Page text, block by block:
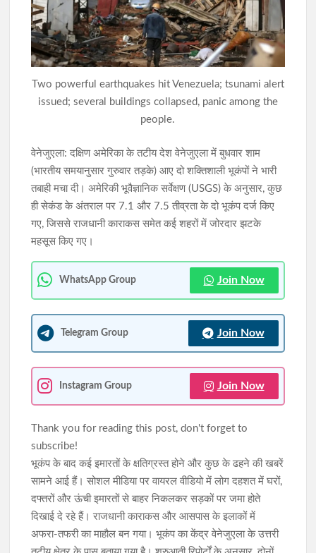
JPSC-JSSC आंदोलन: 10 अगस्त के विधानसभा घेराव की तैयारी पूरी,
देवेंद्रनाथ महतो का आमरण अनशन 8वें दिन भी जारी
झारखंड में छात्र संगठनों और सरकार की वार्ता खत्म, 14वीं JPSC रद्द करने
पर बनी सहमति; CGL और एज रिलैक्सेशन पर गतिरोध
Two powerful earthquakes hit Venezuela; tsunami alert
issued; several buildings collapsed, panic among the
people.
वेनेजुएला: दक्षिण अमेरिका के तटीय देश वेनेजुएला में बुधवार शाम
(भारतीय समयानुसार गुरुवार तड़के) आए दो शक्तिशाली भूकंपों ने भारी
तबाही मचा दी। अमेरिकी भूवैज्ञानिक सर्वेक्षण (USGS) के अनुसार, कुछ
ही सेकंड के अंतराल पर 7.1 और 7.5 तीव्रता के दो भूकंप दर्ज किए
गए, जिससे राजधानी काराकस समेत कई शहरों में जोरदार झटके
महसूस किए गए।
WhatsApp Group Join Now
Telegram Group Join Now
Instagram Group Join Now
Thank you for reading this post, don't forget to
subscribe!
भूकंप के बाद कई इमारतों के क्षतिग्रस्त होने और कुछ के ढहने की खबरें
सामने आई हैं। सोशल मीडिया पर वायरल वीडियो में लोग दहशत में घरों,
दफ्तरों और ऊंची इमारतों से बाहर निकलकर सड़कों पर जमा होते
दिखाई दे रहे हैं। राजधानी काराकस और आसपास के इलाकों में
अफरा-तफरी का माहौल बन गया। भूकंप का केंद्र वेनेजुएला के उत्तरी